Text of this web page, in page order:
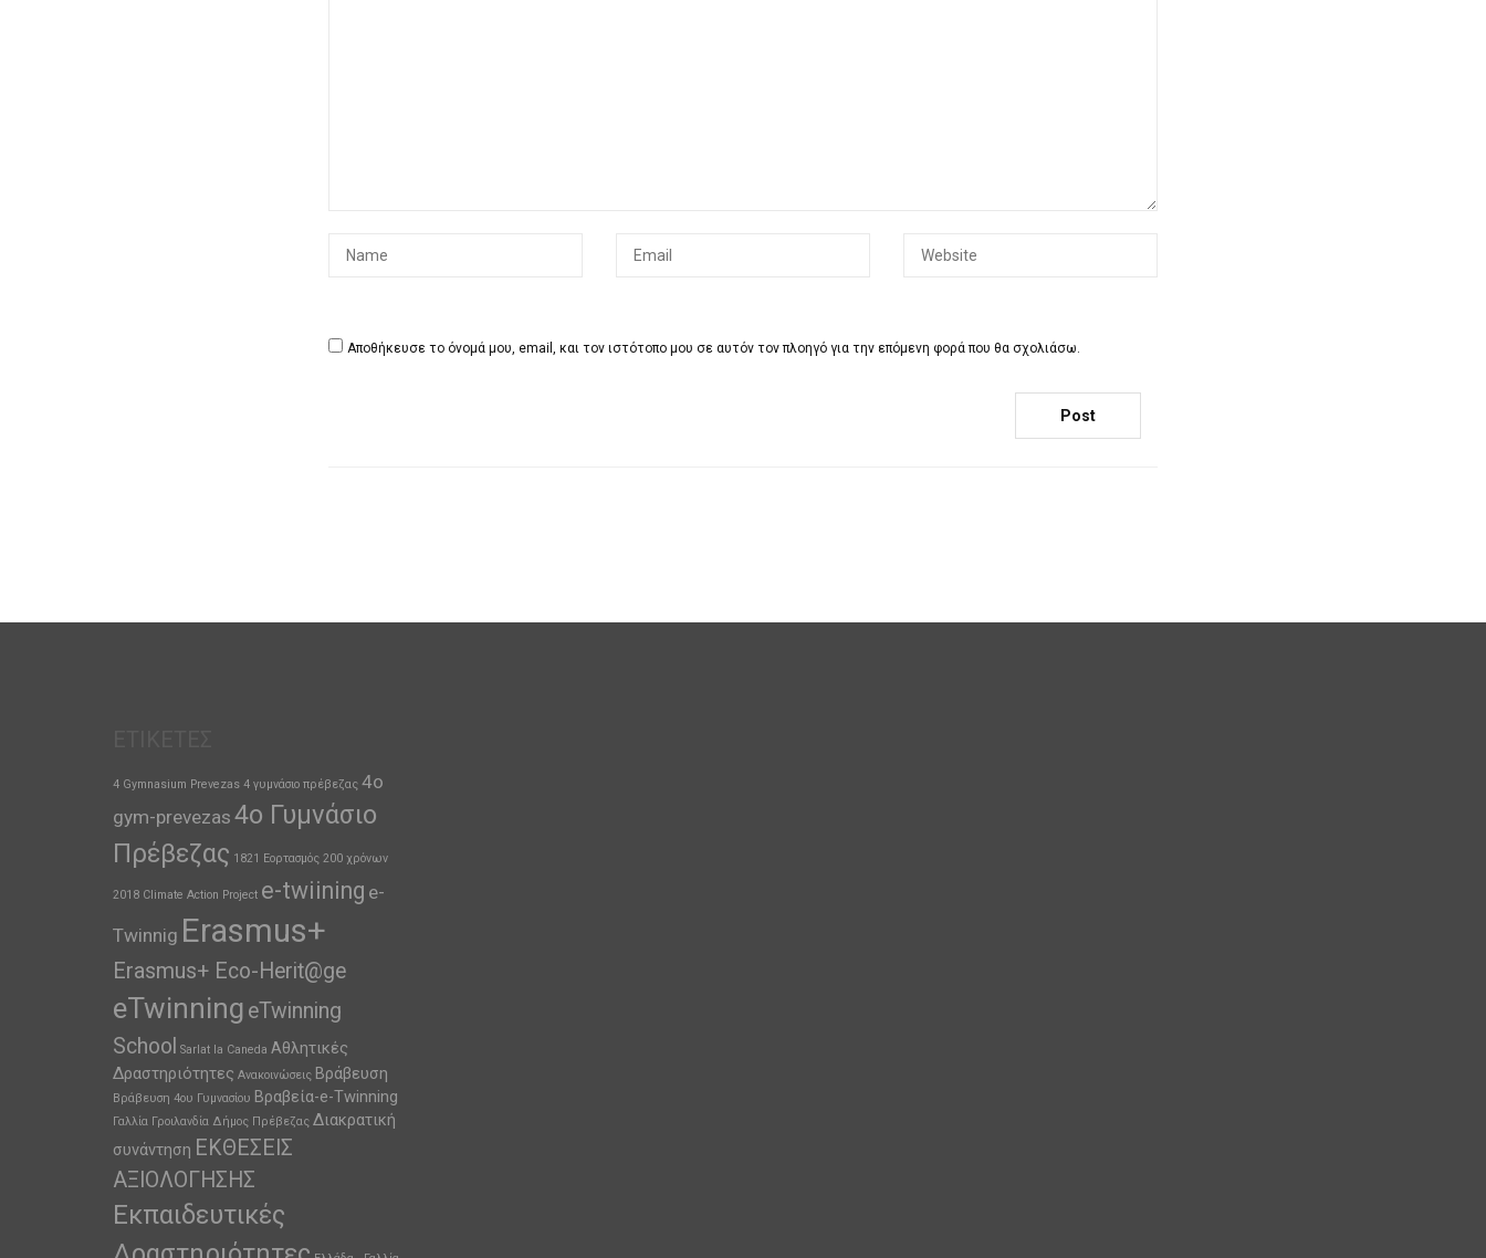
Αποθήκευσε το όνομά μου, email, και τον ιστότοπο μου σε αυτόν τον πλοηγό για την επόμενη φορά που θα σχολιάσω.
4 Gymnasium Prevezas 4 γυμνάσιο πρέβεζας 4o
gym-prevezas 4ο Γυμνάσιο
Πρέβεζας 1821 Εορτασμός 200 χρόνων
2018 Climate Action Project e-twiining e-
Twinnig Erasmus+
Erasmus+ Eco-Herit@ge
eTwinning eTwinning
School
Sarlat la Caneda Αθλητικές
Δραστηριότητες Ανακοινώσεις Βράβευση
Βράβευση 4ου Γυμνασίου Βραβεία-e-Twinning
Γαλλία Γροιλανδία Δήμος Πρέβεζας Διακρατική
συνάντηση ΕΚΘΕΣΕΙΣ
ΑΞΙΟΛΟΓΗΣΗΣ
Εκπαιδευτικές